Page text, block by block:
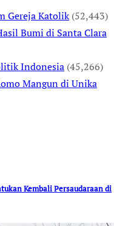
Gereja Katolik (52,443)
Bumi di Santa Clara
Indonesia (45,266)
Mangun di Unika
Kembali Persaudaraan di